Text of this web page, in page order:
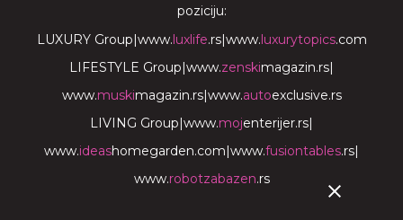
poziciju:
LUXURY Group|www.luxlife.rs|www.luxurytopics.com
LIFESTYLE Group|www.zenskimagazin.rs|
www.muskimagazin.rs|www.autoexclusive.rs
LIVING Group|www.mojenterijer.rs|
www.ideashomegarden.com|www.fusiontables.rs|
www.robotzabazen.rs